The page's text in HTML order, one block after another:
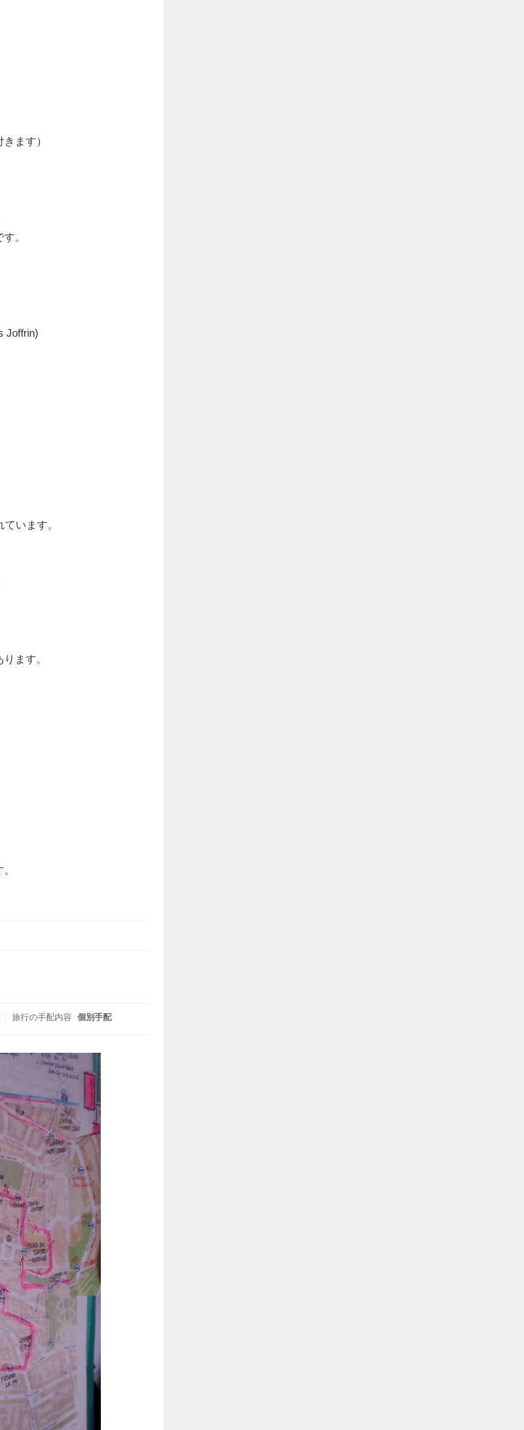
ます）
。
Joffrin)
います。
ます。
旅行の手配内容 個別手配